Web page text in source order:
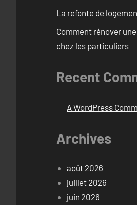
La refonte de
Comment rénover
chez les particuliers
Recent
A WordPress
Archives
août 2026
juillet 2026
juin 2026